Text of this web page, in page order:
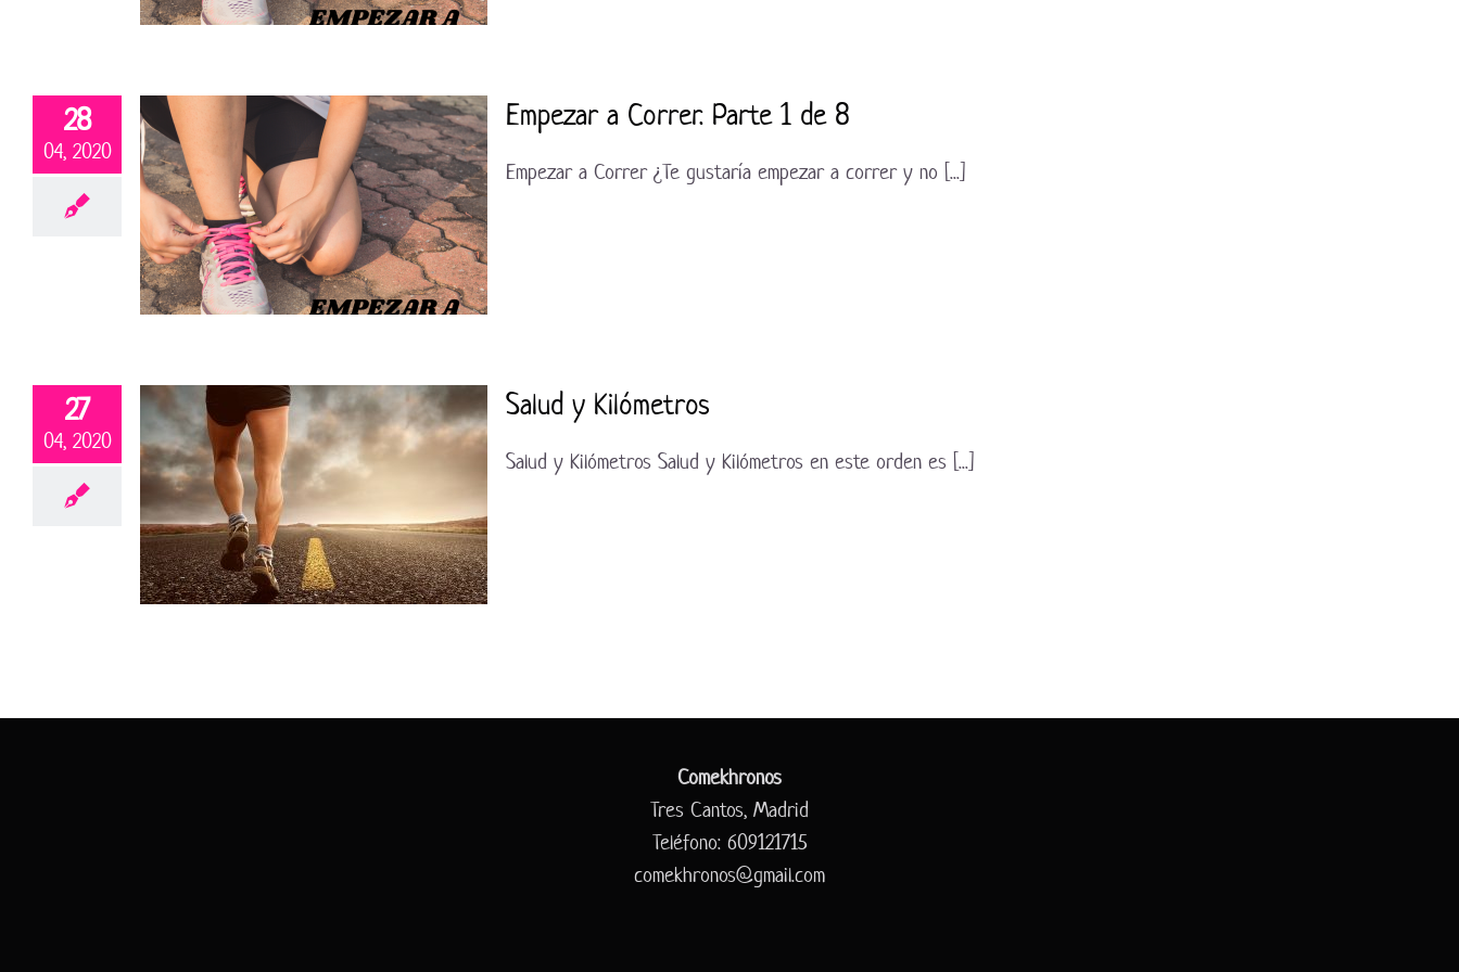
28
04, 2020
Empezar a Correr. Parte 1 de 8
Empezar a Correr ¿Te gustaría empezar a correr y no [...]
27
04, 2020
Salud y Kilómetros
Salud y Kilómetros Salud y Kilómetros en este orden es [...]
Comekhronos
Tres Cantos, Madrid
Teléfono: 609121715
comekhronos@gmail.com